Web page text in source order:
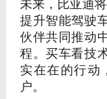
提升智能驾驶
伙伴共同推动
程。买车看技
实在在的行动
户。